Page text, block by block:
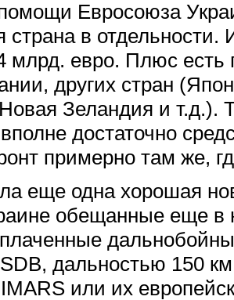
Евросоюза
страна в
млрд. евро. Плюс есть
других стран
Зеландия и т.д.).
достаточно
примерно там же,
еще одна хорошая
обещанные еще в
дальностью 150
или их